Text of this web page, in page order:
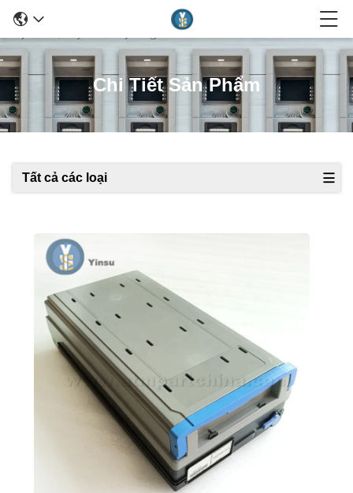
Chi Tiết Sản Phẩm
Tất cả các loại